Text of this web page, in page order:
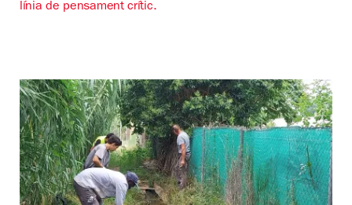
línia de pensament crític.